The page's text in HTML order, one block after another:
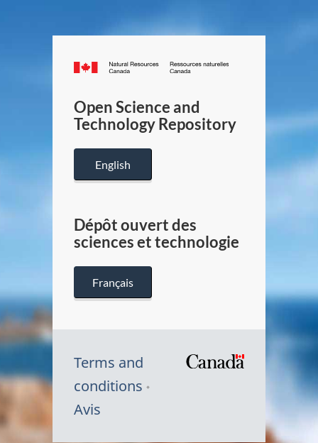
Canada.ca
/
Canada
Open Science and
Technology Repository
English
Dépôt ouvert des
sciences et technologie
Français
Terms and
conditions
Avis
Symbole